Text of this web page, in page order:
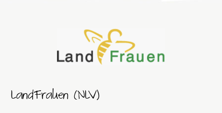
LandFrauen (NLV)